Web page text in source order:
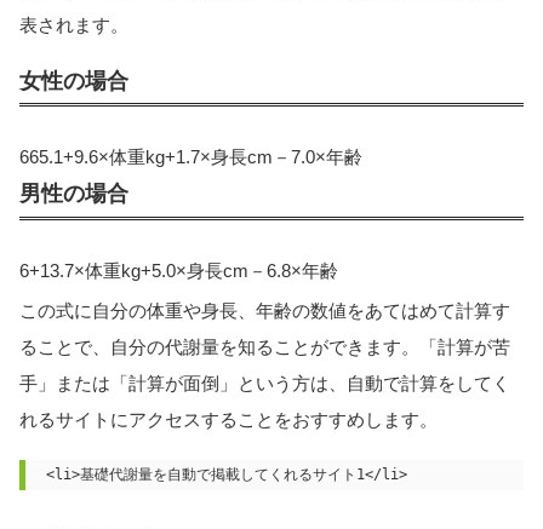
表されます。
女性の場合
665.1+9.6×体重kg+1.7×身長cm－7.0×年齢
男性の場合
6+13.7×体重kg+5.0×身長cm－6.8×年齢
この式に自分の体重や身長、年齢の数値をあてはめて計算す
ることで、自分の代謝量を知ることができます。「計算が苦
手」または「計算が面倒」という方は、自動で計算をしてく
れるサイトにアクセスすることをおすすめします。